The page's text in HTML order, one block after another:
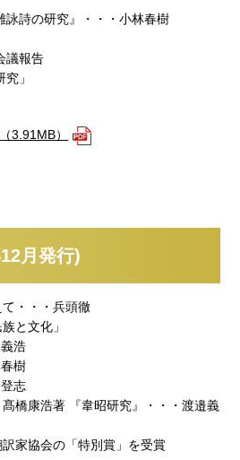
詠詩の研究』・・・小林春樹
議報告
」
3.91MB）
月発行)
・・・兵頭徹
と文化」
浩
樹
志
髙橋康浩著 『韋昭研究』・・・渡邉義
家協会の「特別賞」を受賞